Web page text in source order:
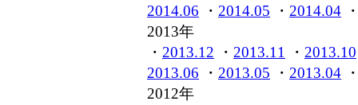
2014.06 ・ 2014.05 ・ 2014.04
2013年
・ 2013.12 ・ 2013.11 ・ 2013.10
2013.06 ・ 2013.05 ・ 2013.04
2012年